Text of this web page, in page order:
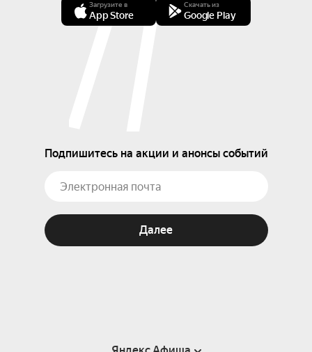
Загрузите в
App Store
Скачать из
Google Play
Подпишитесь на акции и анонсы событий
Далее